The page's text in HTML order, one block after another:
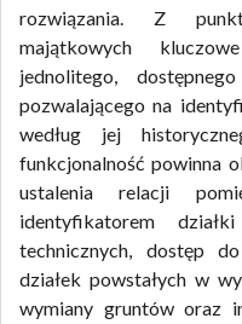
rozwiązania. Z
majątkowych
jednolitego,
pozwalającego na
według jej
funkcjonalność powinna
ustalenia relacji
identyfikatorem
technicznych, dostęp
działek powstałych w
wymiany gruntów oraz